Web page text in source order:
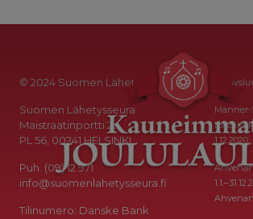
© 2024 Suomen Lähetysseura
Suomen Lähetysseura
Maistraatinportti 2a
PL 56, 00241 HELSINKI
Puh. (09) 12 971
info@suomenlahetysseura.fi
Tilinumero: Danske Bank
Manner-